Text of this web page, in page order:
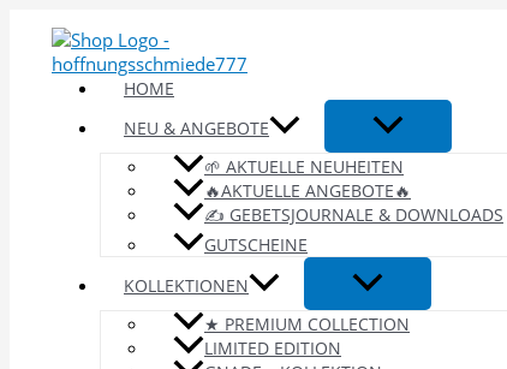
Inhalt
springen
HOME
NEU & ANGEBOTE
🌱 AKTUELLE NEUHEITEN
🔥AKTUELLE ANGEBOTE🔥
✍️ GEBETSJOURNALE & DOWNLOADS
GUTSCHEINE
KOLLEKTIONEN
★ PREMIUM COLLECTION
LIMITED EDITION